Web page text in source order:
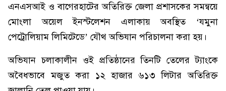
এনএসআই ও বাগেরহাটের অতিরিক্ত জেলা প্রশাসকের সমন্বয়ে
মোংলা অয়েল ইনস্টলেশন এলাকায় অবস্থিত ‘যমুনা
পেট্রোলিয়াম লিমিটেডে’ যৌথ অভিযান পরিচালনা করা হয়।
অভিযান চলাকালীন ওই প্রতিষ্ঠানের তিনটি তেলের ট্যাংকে
অবৈধভাবে মজুত করা ১২ হাজার ৬১৩ লিটার অতিরিক্ত